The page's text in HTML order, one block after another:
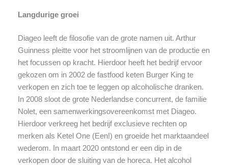
Langdurige groei
Diageo leeft de filosofie van de grote namen uit. Arthur
Guinness pleitte voor het stroomlijnen van de productie en
het focussen op kracht. Hierdoor heeft het bedrijf ervoor
gekozen om in 2002 de fastfood keten Burger King te
verkopen en zich toe te leggen op alcoholische dranken.
In 2008 sloot de grote Nederlandse concurrent, de familie
Nolet, een samenwerkingsovereenkomst met Diageo.
Hierdoor verkreeg het bedrijf exclusieve rechten op
merken als Ketel One (Een!) en groeide het marktaandeel
wederom. In maart 2020 ontstond er een dip in de
verkopen door de sluiting van de horeca. Het alcohol